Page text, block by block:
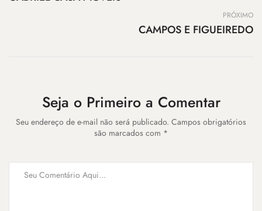
PRÓXIMO
CAMPOS E FIGUEIREDO
Seja o Primeiro a Comentar
Seu endereço de e-mail não será publicado. Campos obrigatórios
são marcados com *